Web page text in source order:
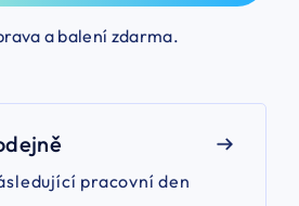
a balenízdarma.
pracovní den